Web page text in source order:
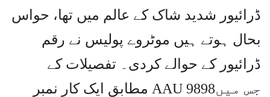
ڈرائیور شدید شاک کے عالم میں تھا، حواس
بحال ہوتے ہیں موٹروے پولیس نے رقم
ڈرائیور کے حوالے کردی۔ تفصیلات کے
مطابق ایک کار نمبر AAU 9898جس میں